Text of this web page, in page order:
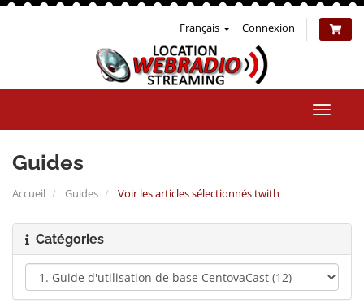
Français Connexion
la
Guides
Accueil Guides Voir les articles sélectionnés twith
Catégories